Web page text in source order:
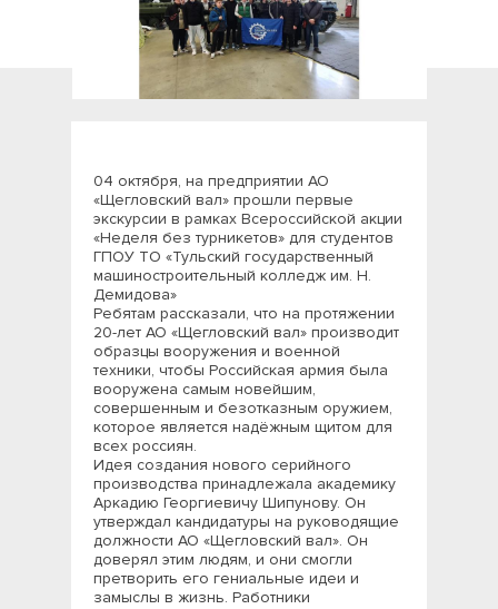
04 октября, на предприятии АО
«Щегловский вал» прошли первые
экскурсии в рамках Всероссийской акции
«Неделя без турникетов» для студентов
ГПОУ ТО «Тульский государственный
машиностроительный колледж им. Н.
Демидова»
Ребятам рассказали, что на протяжении
20-лет АО «Щегловский вал» производит
образцы вооружения и военной
техники, чтобы Российская армия была
вооружена самым новейшим,
совершенным и безотказным оружием,
которое является надёжным щитом для
всех россиян.
Идея создания нового серийного
производства принадлежала академику
Аркадию Георгиевичу Шипунову. Он
утверждал кандидатуры на руководящие
должности АО «Щегловский вал». Он
доверял этим людям, и они смогли
претворить его гениальные идеи и
замыслы в жизнь. Работники